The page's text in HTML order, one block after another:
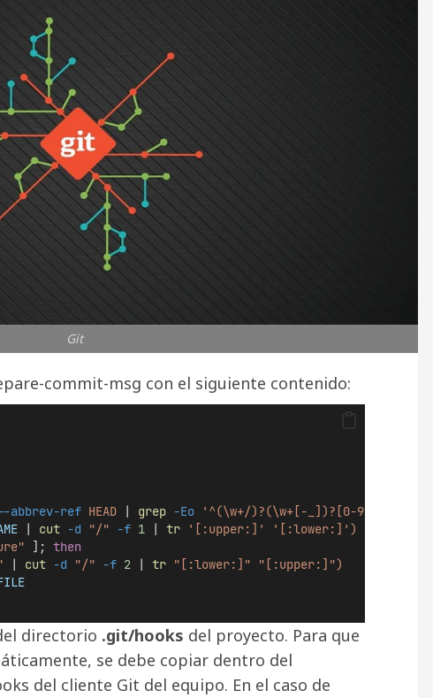
Git
commit-msg con el siguiente contenido:
abbrev-ref HEAD | grep -Eo '^(\w+/)?(\w+[-_])?[0-9]+')
| cut -d "/" -f 1 | tr '[:upper:]' '[:lower:]')
]; then
| cut -d "/" -f 2 | tr "[:lower:]" "[:upper:]")
directorio .git/hooks del proyecto. Para que
se debe copiar dentro del
del cliente Git del equipo. En el caso de